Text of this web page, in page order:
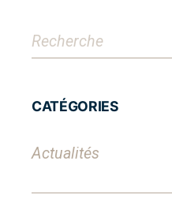
CATÉGORIES
Actualités